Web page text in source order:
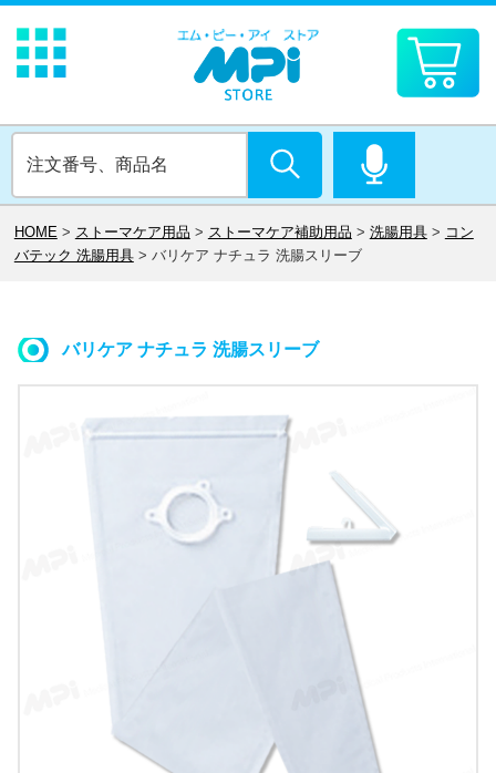
HOME > ストーマケア用品 > ストーマケア補助用品 > 洗腸用具> コン
バテック 洗腸用具> バリケア ナチュラ 洗腸スリーブ
バリケア ナチュラ 洗腸スリーブ